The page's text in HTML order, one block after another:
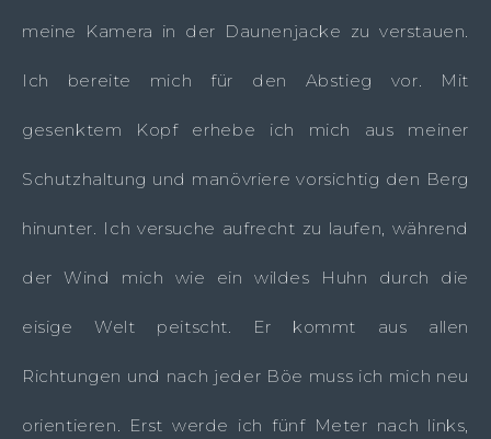
meine Kamera in der Daunenjacke zu verstauen.
Ich bereite mich für den Abstieg vor. Mit
gesenktem Kopf erhebe ich mich aus meiner
Schutzhaltung und manövriere vorsichtig den Berg
hinunter. Ich versuche aufrecht zu laufen, während
der Wind mich wie ein wildes Huhn durch die
eisige Welt peitscht. Er kommt aus allen
Richtungen und nach jeder Böe muss ich mich neu
orientieren. Erst werde ich fünf Meter nach links,